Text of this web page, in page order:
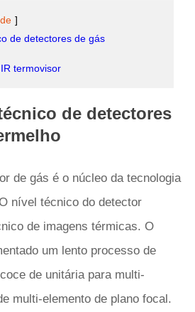
]
de detectores de gás
termovisor
de detectores
de gás é o núcleo da tecnologia
nível técnico do detector
de imagens térmicas. O
um lento processo de
de unitária para multi-
multi-elemento de plano focal.